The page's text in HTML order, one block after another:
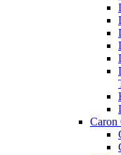
Caron